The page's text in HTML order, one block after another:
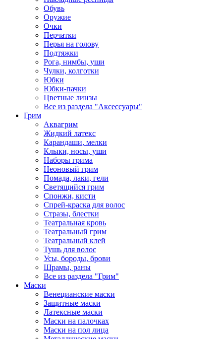
Обувь
Оружие
Очки
Перчатки
Перья на голову
Подтяжки
Рога, нимбы, уши
Чулки, колготки
Юбки
Юбки-пачки
Цветные линзы
Все из раздела "Аксессуары"
Грим
Аквагрим
Жидкий латекс
Карандаши, мелки
Клыки, носы, уши
Наборы грима
Неоновый грим
Помада, лаки, гели
Светящийся грим
Спонжи, кисти
Спрей-краска для волос
Стразы, блестки
Театральная кровь
Театральный грим
Театральный клей
Тушь для волос
Усы, бороды, брови
Шрамы, раны
Все из раздела "Грим"
Маски
Венецианские маски
Защитные маски
Латексные маски
Маски на палочках
Маски на пол лица